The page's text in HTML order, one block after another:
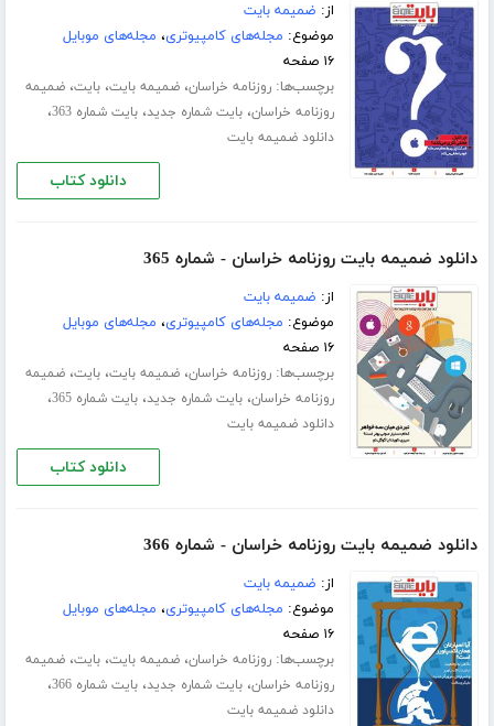
از: ضمیمه بایت
موضوع: مجله‌های کامپیوتری، مجله‌های موبایل
۱۶ صفحه
برچسب‌ها:روزنامه خراسان،ضمیمه بایت،بایت،ضمیمه
روزنامه خراسان،بایت شماره جدید،بایت شماره 363 ،
دانلود ضمیمه بایت
دانلود کتاب
دانلود ضمیمه بایت روزنامه خراسان - شماره 365
از: ضمیمه بایت
موضوع: مجله‌های کامپیوتری، مجله‌های موبایل
۱۶ صفحه
برچسب‌ها:روزنامه خراسان،ضمیمه بایت،بایت،ضمیمه
روزنامه خراسان،بایت شماره جدید،بایت شماره 365 ،
دانلود ضمیمه بایت
دانلود کتاب
دانلود ضمیمه بایت روزنامه خراسان - شماره 366
از: ضمیمه بایت
موضوع: مجله‌های کامپیوتری، مجله‌های موبایل
۱۶ صفحه
برچسب‌ها:روزنامه خراسان،ضمیمه بایت،بایت،ضمیمه
روزنامه خراسان،بایت شماره جدید،بایت شماره 366 ،
دانلود ضمیمه بایت